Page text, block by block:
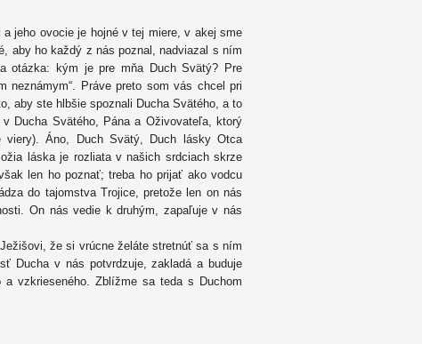
jeho ovocie je hojné v tej miere, v akej sme
aby ho každý z nás poznal, nadviazal s ním
otázka: kým je pre mňa Duch Svätý? Pre
neznámym“. Práve preto som vás chcel pri
aby ste hlbšie spoznali Ducha Svätého, a to
Ducha Svätého, Pána a Oživovateľa, ktorý
viery). Áno, Duch Svätý, Duch lásky Otca
láska je rozliata v našich srdciach skrze
len ho poznať; treba ho prijať ako vodcu
do tajomstva Trojice, pretože len on nás
On nás vedie k druhým, zapaľuje v nás
že si vrúcne želáte stretnúť sa s ním
Ducha v nás potvrdzuje, zakladá a buduje
vzkrieseného. Zblížme sa teda s Duchom